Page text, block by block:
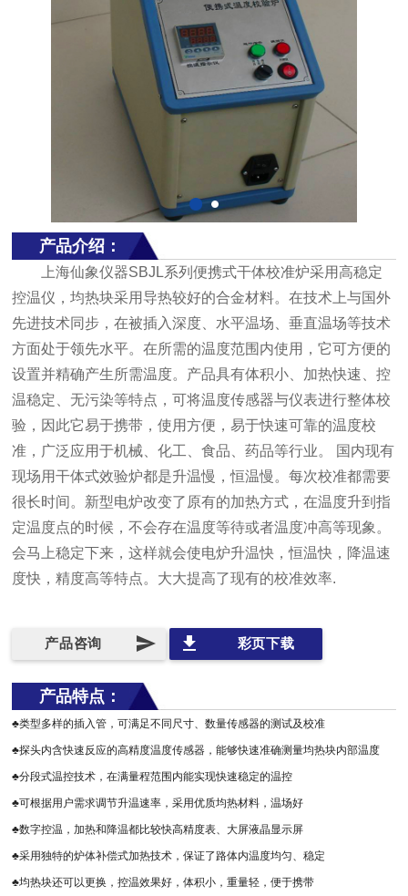
产品介绍：
上海仙象仪器SBJL系列便携式干体校准炉采用高稳定
控温仪，均热块采用导热较好的合金材料。在技术上与国外
先进技术同步，在被插入深度、水平温场、垂直温场等技术
方面处于领先水平。在所需的温度范围内使用，它可方便的
设置并精确产生所需温度。产品具有体积小、加热快速、控
温稳定、无污染等特点，可将温度传感器与仪表进行整体校
验，因此它易于携带，使用方便，易于快速可靠的温度校
准，广泛应用于机械、化工、食品、药品等行业。 国内现有
现场用干体式效验炉都是升温慢，恒温慢。每次校准都需要
很长时间。新型电炉改变了原有的加热方式，在温度升到指
定温度点的时候，不会存在温度等待或者温度冲高等现象。
会马上稳定下来，这样就会使电炉升温快，恒温快，降温速
度快，精度高等特点。大大提高了现有的校准效率.
send
产品咨询 file_download 彩页下载
产品特点：
♣类型多样的插入管，可满足不同尺寸、数量传感器的测试及校准
♣探头内含快速反应的高精度温度传感器，能够快速准确测量均热块内部温度
♣分段式温控技术，在满量程范围内能实现快速稳定的温控
♣可根据用户需求调节升温速率，采用优质均热材料，温场好
♣数字控温，加热和降温都比较快高精度表、大屏液晶显示屏
♣采用独特的炉体补偿式加热技术，保证了路体内温度均匀、稳定
♣均热块还可以更换，控温效果好，体积小，重量轻，便于携带